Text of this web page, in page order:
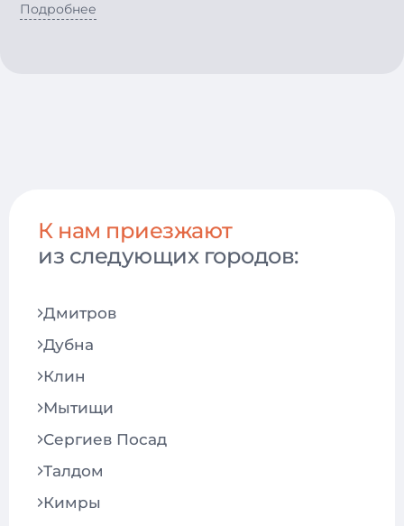
Повышенная чувствительность
Нарушение дикции
Скученность зубов
Подробнее
К нам приезжают
из следующих городов:
Дмитров
Дубна
Клин
Мытищи
Сергиев Посад
Талдом
Кимры